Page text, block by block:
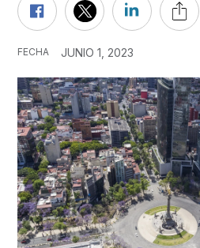
FECHA JUNIO 1, 2023